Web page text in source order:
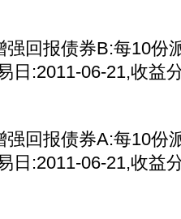
回报债券B:每10份
日:2011-06-21,收益
回报债券A:每10份
日:2011-06-21,收益